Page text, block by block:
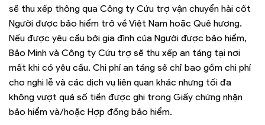
sẽ thu xếp thông qua Công ty Cứu trợ vận chuyển hài cốt
Người được bảo hiểm trở về Việt Nam hoặc Quê hương.
Nếu được yêu cầu bởi gia đình của Người được bảo hiểm,
Bảo Minh và Công ty Cứu trợ sẽ thu xếp an táng tại nơi
mất khi có yêu cầu. Chi phí an táng sẽ chỉ bao gồm chi phí
cho nghi lễ và các dịch vụ liên quan khác nhưng tối đa
không vượt quá số tiền được ghi trong Giấy chứng nhận
bảo hiểm và/hoặc Hợp đồng bảo hiểm.